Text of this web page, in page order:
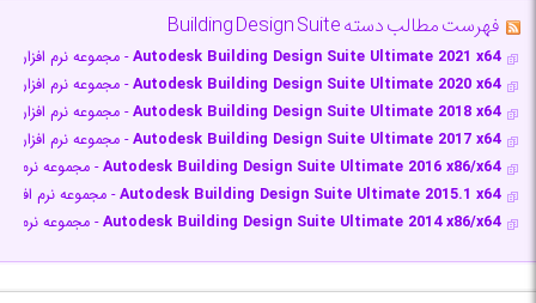
فهرست مطالب دسته Building Design Suite
Autodesk Building Design Suite Ultimate 2021 x64- مجموعه نرم
Autodesk Building Design Suite Ultimate 2020 x64- مجموعه نرم
Autodesk Building Design Suite Ultimate 2018 x64- مجموعه نرم
Autodesk Building Design Suite Ultimate 2017 x64- مجموعه نرم
Autodesk Building Design Suite Ultimate 2016 x86/x64- مجموعه نرم
Autodesk Building Design Suite Ultimate 2015.1 x64- مجموعه نرم
Autodesk Building Design Suite Ultimate 2014 x86/x64- مجموعه نرم